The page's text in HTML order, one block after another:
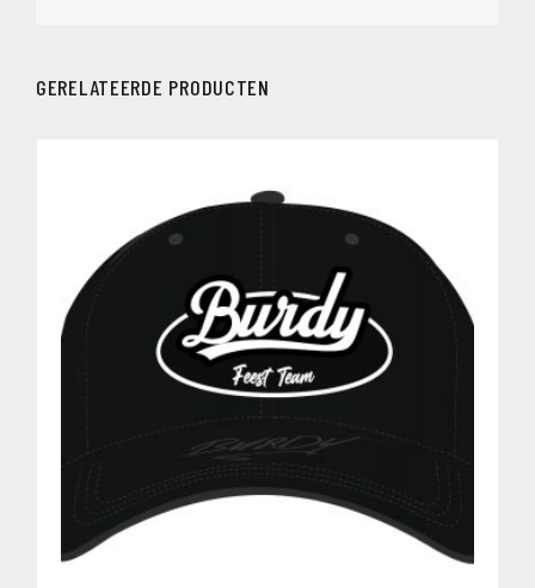
GERELATEERDE PRODUCTEN